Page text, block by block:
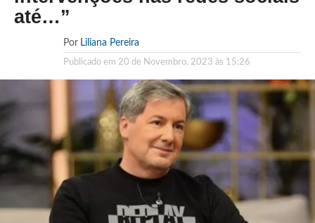
até…”
Por Liliana Pereira
Publicado em 20 de Novembro, 2023 às 15:26